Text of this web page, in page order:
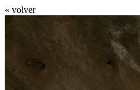
« volver